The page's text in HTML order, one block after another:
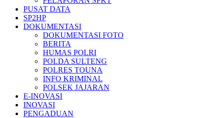
PUSAT DATA
SP2HP
DOKUMENTASI
DOKUMENTASI FOTO
BERITA
HUMAS POLRI
POLDA SULTENG
POLRES TOUNA
INFO KRIMINAL
POLSEK JAJARAN
E-INOVASI
INOVASI
PENGADUAN